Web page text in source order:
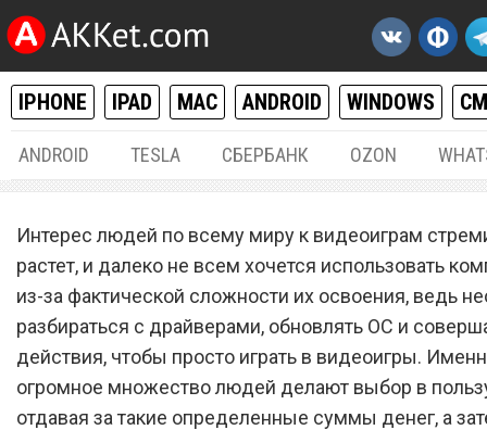
IPHONE IPAD MAC ANDROID WINDOWS
ANDROID TESLA СБЕРБАНК OZON
Бомба: Sony выпустила
совместно PlayStation 5 и
PlayStation 5 Pro
Интерес людей по всему миру к видеоиграм
растет, и далеко не всем хочется использовать
из-за фактической сложности их освоения, ведь
разбираться с драйверами, обновлять ОС и
действия, чтобы просто играть в видеоигры.
огромное множество людей делают выбор в
отдавая за такие определенные суммы денег, а